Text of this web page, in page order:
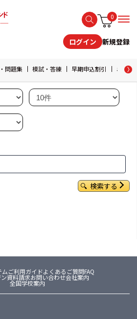
0
ログイン 新規登録
問題集 模試・答練 早期申込割引 おため
検索する
ムご利用ガイドよくあるご質問FAQ
資料請求お問い合わせ会社案内
全国学校案内